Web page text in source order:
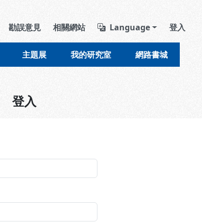
導覽列區塊
勘誤意見 相關網站 Language 登入
主題展 我的研究室 網路書城
登入